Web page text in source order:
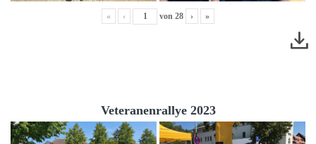
« ‹ von 28 › »
Veteranenrallye 2023